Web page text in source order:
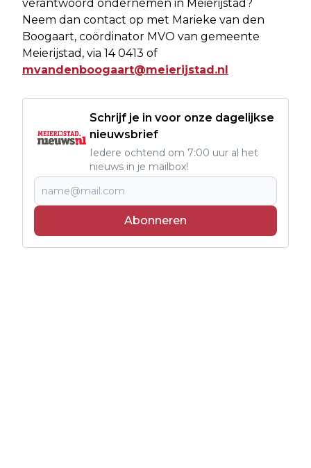
verantwoord ondernemen in Meierijstad?
Neem dan contact op met Marieke van den
Boogaart, coördinator MVO van gemeente
Meierijstad, via 14 0413 of
mvandenboogaart@meierijstad.nl
Schrijf je in voor onze dagelijkse
nieuwsbrief
Iedere ochtend om 7:00 uur al het
nieuws in je mailbox!
Abonneren